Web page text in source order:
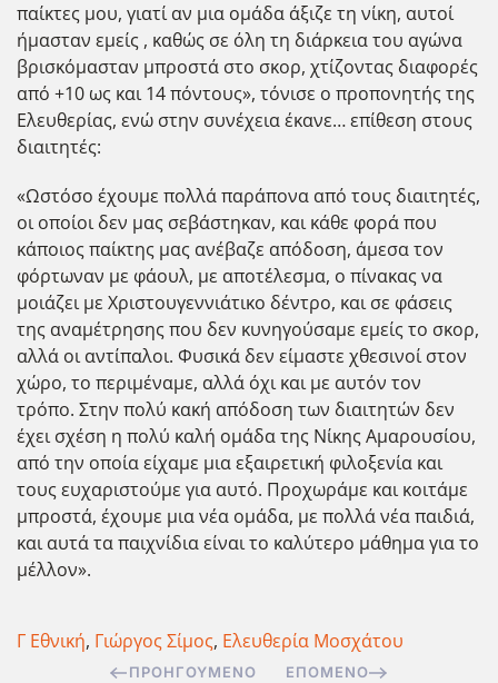
παίκτες μου, γιατί αν μια ομάδα άξιζε τη νίκη, αυτοί
ήμασταν εμείς , καθώς σε όλη τη διάρκεια του αγώνα
βρισκόμασταν μπροστά στο σκορ, χτίζοντας διαφορές
από +10 ως και 14 πόντους», τόνισε ο προπονητής της
Ελευθερίας, ενώ στην συνέχεια έκανε… επίθεση στους
διαιτητές:
«Ωστόσο έχουμε πολλά παράπονα από τους διαιτητές,
οι οποίοι δεν μας σεβάστηκαν, και κάθε φορά που
κάποιος παίκτης μας ανέβαζε απόδοση, άμεσα τον
φόρτωναν με φάουλ, με αποτέλεσμα, ο πίνακας να
μοιάζει με Χριστουγεννιάτικο δέντρο, και σε φάσεις
της αναμέτρησης που δεν κυνηγούσαμε εμείς το σκορ,
αλλά οι αντίπαλοι. Φυσικά δεν είμαστε χθεσινοί στον
χώρο, το περιμέναμε, αλλά όχι και με αυτόν τον
τρόπο. Στην πολύ κακή απόδοση των διαιτητών δεν
έχει σχέση η πολύ καλή ομάδα της Νίκης Αμαρουσίου,
από την οποία είχαμε μια εξαιρετική φιλοξενία και
τους ευχαριστούμε για αυτό. Προχωράμε και κοιτάμε
μπροστά, έχουμε μια νέα ομάδα, με πολλά νέα παιδιά,
και αυτά τα παιχνίδια είναι το καλύτερο μάθημα για το
μέλλον».
Γ Εθνική, Γιώργος Σίμος, Ελευθερία Μοσχάτου
ΠΡΟΗΓΟΎΜΕΝΟ ΕΠΌΜΕΝΟ